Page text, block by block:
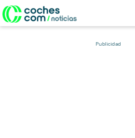
Publicidad